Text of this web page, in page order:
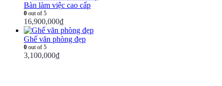
Bàn làm việc cao cấp
0 out of 5
16,900,000₫
Ghế văn phòng đẹp
0 out of 5
3,100,000₫